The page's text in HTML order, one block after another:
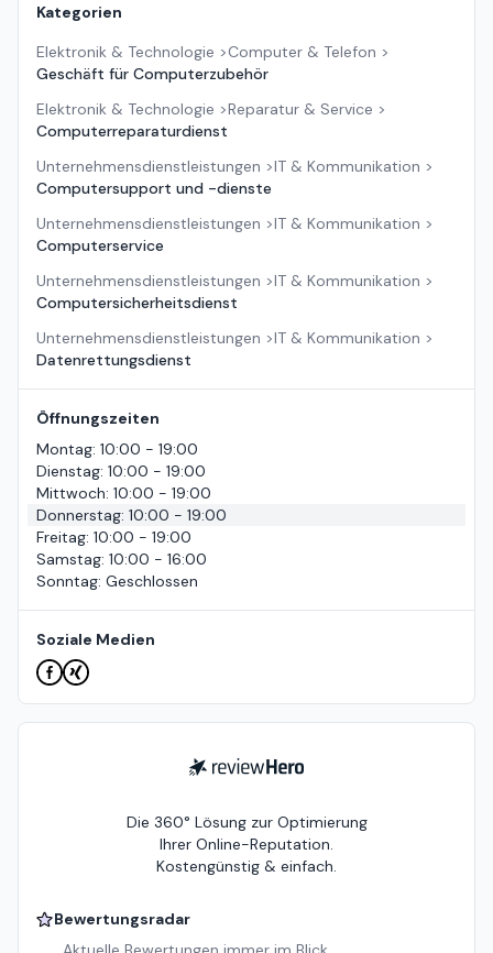
Kategorien
Elektronik & Technologie >Computer & Telefon >
Geschäft für Computerzubehör
Elektronik & Technologie >Reparatur & Service >
Computerreparaturdienst
Unternehmensdienstleistungen >IT & Kommunikation >
Computersupport und -dienste
Unternehmensdienstleistungen >IT & Kommunikation >
Computerservice
Unternehmensdienstleistungen >IT & Kommunikation >
Computersicherheitsdienst
Unternehmensdienstleistungen >IT & Kommunikation >
Datenrettungsdienst
Öffnungszeiten
Montag: 10:00 - 19:00
Dienstag: 10:00 - 19:00
Mittwoch: 10:00 - 19:00
Donnerstag: 10:00 - 19:00
Freitag: 10:00 - 19:00
Samstag: 10:00 - 16:00
Sonntag: Geschlossen
Soziale Medien
ReviewHero
Die 360° Lösung zur Optimierung
Ihrer Online-Reputation.
Kostengünstig & einfach.
Bewertungsradar